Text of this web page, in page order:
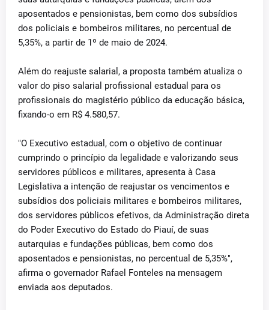
aposentados e pensionistas, bem como dos subsídios
dos policiais e bombeiros militares, no percentual de
5,35%, a partir de 1º de maio de 2024.
Além do reajuste salarial, a proposta também atualiza o
valor do piso salarial profissional estadual para os
profissionais do magistério público da educação básica,
fixando-o em R$ 4.580,57.
"O Executivo estadual, com o objetivo de continuar
cumprindo o princípio da legalidade e valorizando seus
servidores públicos e militares, apresenta à Casa
Legislativa a intenção de reajustar os vencimentos e
subsídios dos policiais militares e bombeiros militares,
dos servidores públicos efetivos, da Administração direta
do Poder Executivo do Estado do Piauí, de suas
autarquias e fundações públicas, bem como dos
aposentados e pensionistas, no percentual de 5,35%",
afirma o governador Rafael Fonteles na mensagem
enviada aos deputados.